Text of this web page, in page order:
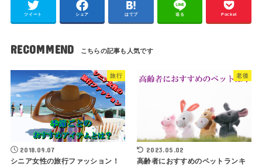
ツイート シェア はてブ 送る Pocket
RECOMMEND
旅行
2018.09.07
シニア女性の旅行ファッション！
老後
2023.05.02
高齢者におすすめのペットランキ